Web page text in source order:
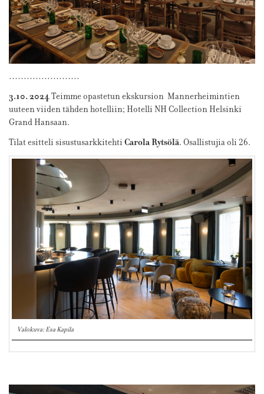
……………………
3.10. 2024Teimme opastetun ekskursion Mannerheimintien
uuteen viiden tähden hotelliin; Hotelli NH Collection Helsinki
Grand Hansaan.
Tilat esitteli sisustusarkkitehti Carola Rytsölä. Osallistujia oli 26.
Valokuva: Esa Kapila